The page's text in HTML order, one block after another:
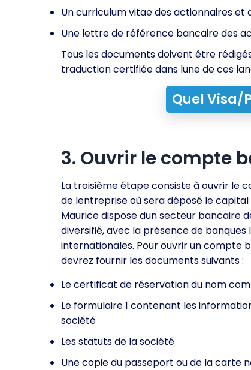
Un curriculum vitae des actionnaires et
Une lettre de référence bancaire des
Tous les documents doivent être
traduction certifiée dans lune de ces
Quel Visa/
3. Ouvrir le compte
La troisième étape consiste à ouvrir le
de lentreprise où sera déposé le capital
Maurice dispose dun secteur bancaire
diversifié, avec la présence de banques
internationales. Pour ouvrir un compte
devrez fournir les documents suivants :
Le certificat de réservation du nom
Le formulaire 1 contenant les
société
Les statuts de la société
Une copie du passeport ou de la carte